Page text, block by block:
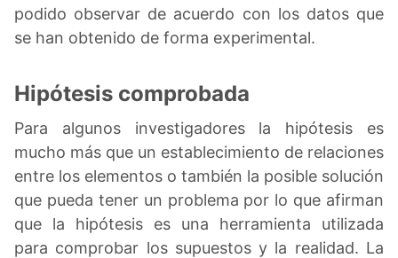
podido observar de acuerdo con los datos que
se han obtenido de forma experimental.
Hipótesis comprobada
Para algunos investigadores la hipótesis es
mucho más que un establecimiento de relaciones
entre los elementos o también la posible solución
que pueda tener un problema por lo que afirman
que la hipótesis es una herramienta utilizada
para comprobar los supuestos y la realidad. La